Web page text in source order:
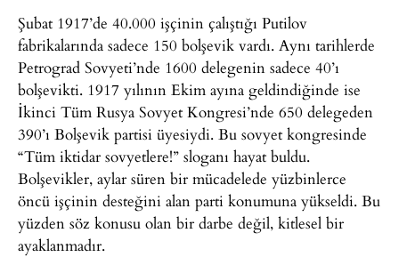
Şubat 1917’de 40.000 işçinin çalıştığı Putilov
fabrikalarında sadece 150 bolşevik vardı. Aynı tarihlerde
Petrograd Sovyeti’nde 1600 delegenin sadece 40’ı
bolşevikti. 1917 yılının Ekim ayına geldindiğinde ise
İkinci Tüm Rusya Sovyet Kongresi’nde 650 delegeden
390’ı Bolşevik partisi üyesiydi. Bu sovyet kongresinde
“Tüm iktidar sovyetlere!” sloganı hayat buldu.
Bolşevikler, aylar süren bir mücadelede yüzbinlerce
öncü işçinin desteğini alan parti konumuna yükseldi. Bu
yüzden söz konusu olan bir darbe değil, kitlesel bir
ayaklanmadır.